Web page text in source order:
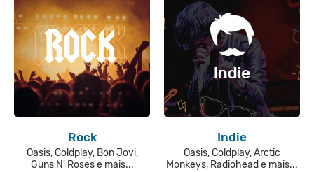
Rock
Oasis, Coldplay, Bon Jovi,
Guns N' Roses e mais...
Indie
Oasis, Coldplay, Arctic
Monkeys, Radiohead e mais...